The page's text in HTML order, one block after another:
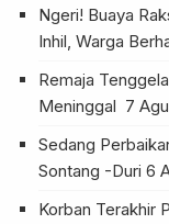
Ngeri! Buaya
Inhil, Warga
Remaja
Meninggal 7
Sedang
Sontang -Duri 6
Korban Terakhir